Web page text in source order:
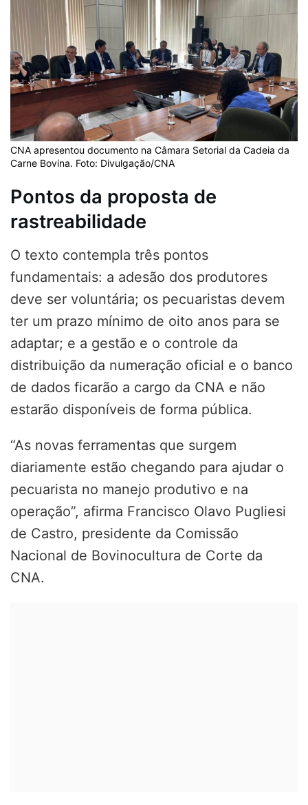
CNA apresentou documento na Câmara Setorial da Cadeia da
Carne Bovina. Foto: Divulgação/CNA
Pontos da proposta de
rastreabilidade
O texto contempla três pontos
fundamentais: a adesão dos produtores
deve ser voluntária; os pecuaristas devem
ter um prazo mínimo de oito anos para se
adaptar; e a gestão e o controle da
distribuição da numeração oficial e o banco
de dados ficarão a cargo da CNA e não
estarão disponíveis de forma pública.
“As novas ferramentas que surgem
diariamente estão chegando para ajudar o
pecuarista no manejo produtivo e na
operação”, afirma Francisco Olavo Pugliesi
de Castro, presidente da Comissão
Nacional de Bovinocultura de Corte da
CNA.